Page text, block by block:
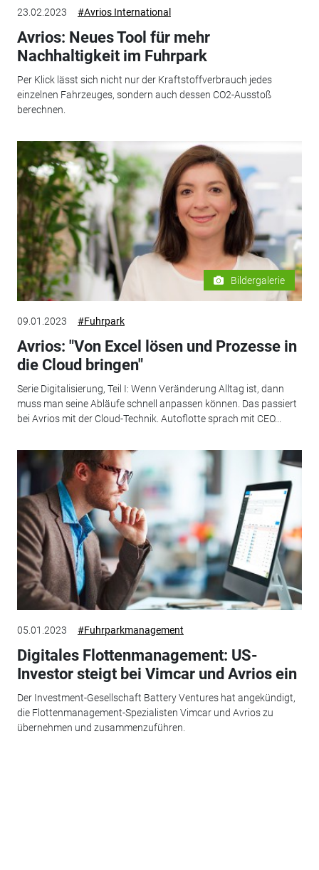
23.02.2023 #Avrios International
Avrios: Neues Tool für mehr
Nachhaltigkeit im Fuhrpark
Per Klick lässt sich nicht nur der Kraftstoffverbrauch jedes
einzelnen Fahrzeuges, sondern auch dessen CO2-Ausstoß
berechnen.
Bildergalerie
09.01.2023 #Fuhrpark
Avrios: "Von Excel lösen und Prozesse in
die Cloud bringen"
Serie Digitalisierung, Teil I: Wenn Veränderung Alltag ist, dann
muss man seine Abläufe schnell anpassen können. Das passiert
bei Avrios mit der Cloud-Technik. Autoflotte sprach mit CEO...
05.01.2023 #Fuhrparkmanagement
Digitales Flottenmanagement: US-
Investor steigt bei Vimcar und Avrios ein
Der Investment-Gesellschaft Battery Ventures hat angekündigt,
die Flottenmanagement-Spezialisten Vimcar und Avrios zu
übernehmen und zusammenzuführen.